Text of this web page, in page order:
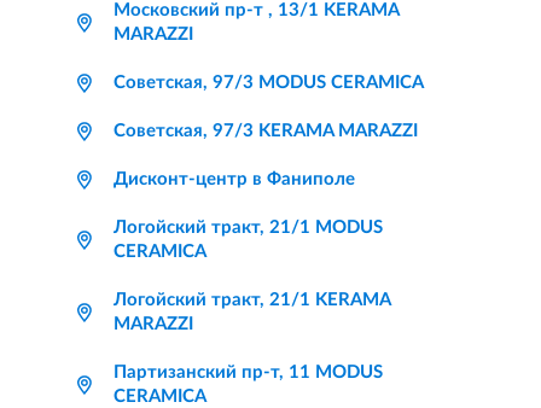
Московский пр-т , 13/1 KERAMA
MARAZZI
Советская, 97/3 MODUS CERAMICA
Советская, 97/3 KERAMA MARAZZI
Дисконт-центр в Фаниполе
Логойский тракт, 21/1 MODUS
CERAMICA
Логойский тракт, 21/1 KERAMA
MARAZZI
Партизанский пр-т, 11 MODUS
CERAMICA